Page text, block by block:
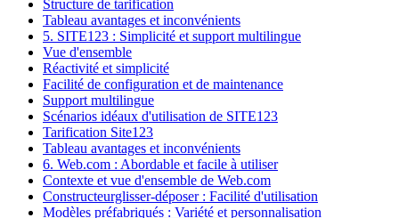
Structure de tarification
Tableau avantages et inconvénients
5. SITE123 : Simplicité et support multilingue
Vue d'ensemble
Réactivité et simplicité
Facilité de configuration et de maintenance
Support multilingue
Scénarios idéaux d'utilisation de SITE123
Tarification Site123
Tableau avantages et inconvénients
6. Web.com : Abordable et facile à utiliser
Contexte et vue d'ensemble de Web.com
Constructeurglisser-déposer : Facilité d'utilisation
Modèles préfabriqués : Variété et personnalisation